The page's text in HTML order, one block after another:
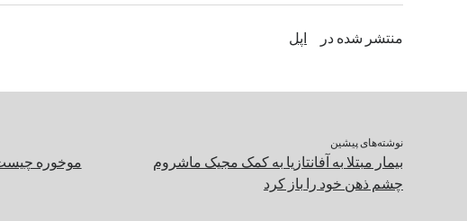
منتشر شده در اپل
نوشته‌های پیشین
بیمار مبتلا به آفانتازیا به کمک مجیک ماشروم
چشم ذهن خود را باز کرد
موخوره